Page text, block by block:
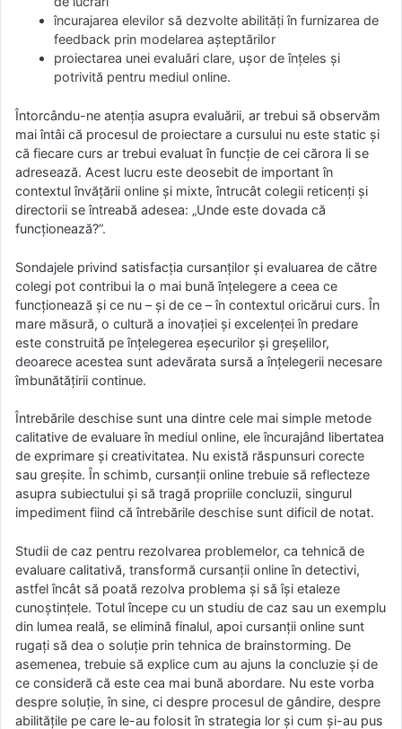
încurajarea elevilor să dezvolte abilități în furnizarea de
feedback prin modelarea așteptărilor
proiectarea unei evaluări clare, ușor de înțeles și
potrivită pentru mediul online.
Întorcându-ne atenția asupra evaluării, ar trebui să observăm
mai întâi că procesul de proiectare a cursului nu este static și
că fiecare curs ar trebui evaluat în funcție de cei cărora li se
adresează. Acest lucru este deosebit de important în
contextul învățării online și mixte, întrucât colegii reticenți și
directorii se întreabă adesea: „Unde este dovada că
funcționează?”.
Sondajele privind satisfacția cursanților și evaluarea de către
colegi pot contribui la o mai bună înțelegere a ceea ce
funcționează și ce nu – și de ce – în contextul oricărui curs. În
mare măsură, o cultură a inovației și excelenței în predare
este construită pe înțelegerea eșecurilor și greșelilor,
deoarece acestea sunt adevărata sursă a înțelegerii necesare
îmbunătățirii continue.
Întrebările deschise sunt una dintre cele mai simple metode
calitative de evaluare în mediul online, ele încurajând libertatea
de exprimare și creativitatea. Nu există răspunsuri corecte
sau greșite. În schimb, cursanții online trebuie să reflecteze
asupra subiectului și să tragă propriile concluzii, singurul
impediment fiind că întrebările deschise sunt dificil de notat.
Studii de caz pentru rezolvarea problemelor, ca tehnică de
evaluare calitativă, transformă cursanții online în detectivi,
astfel încât să poată rezolva problema și să își etaleze
cunoștințele. Totul începe cu un studiu de caz sau un exemplu
din lumea reală, se elimină finalul, apoi cursanții online sunt
rugați să dea o soluție prin tehnica de brainstorming. De
asemenea, trebuie să explice cum au ajuns la concluzie și de
ce consideră că este cea mai bună abordare. Nu este vorba
despre soluție, în sine, ci despre procesul de gândire, despre
abilitățile pe care le-au folosit în strategia lor și cum și-au pus